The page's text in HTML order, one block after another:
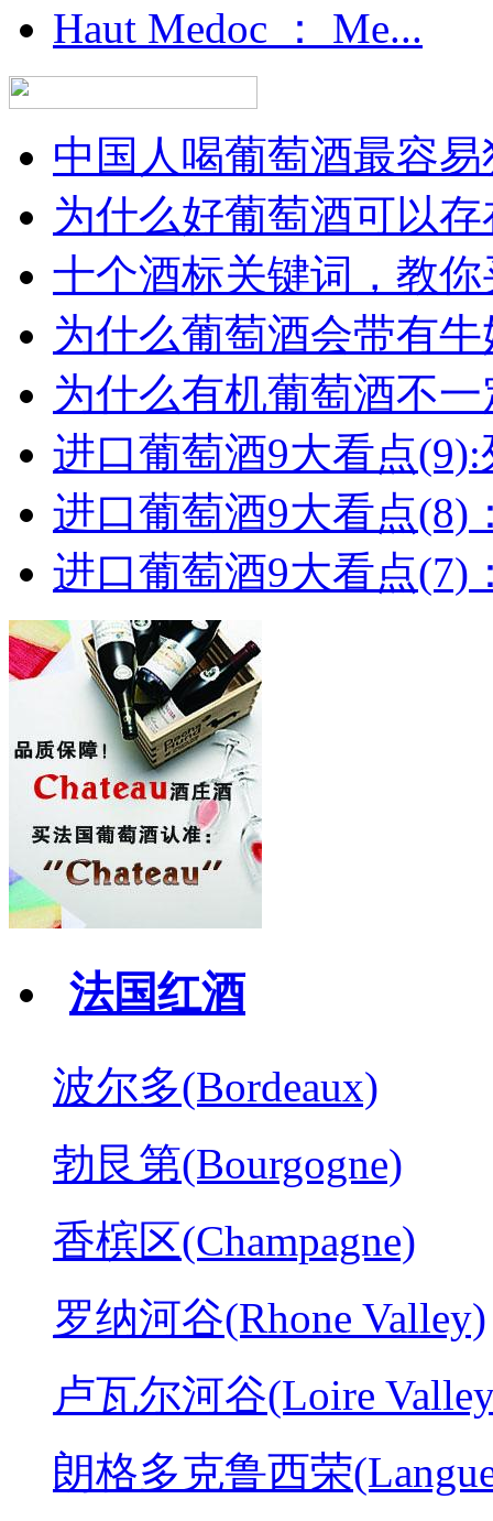
Haut Medoc ： Me...
中国人喝葡萄酒最容
为什么好葡萄酒可以
十个酒标关键词，教
为什么葡萄酒会带有
为什么有机葡萄酒不
进口葡萄酒9大看点(9):
进口葡萄酒9大看点(8)
进口葡萄酒9大看点(7)
法国红酒
波尔多(Bordeaux)
勃艮第(Bourgogne)
香槟区(Champagne)
罗纳河谷(Rhone Valley)
卢瓦尔河谷(Loire
朗格多克鲁西荣